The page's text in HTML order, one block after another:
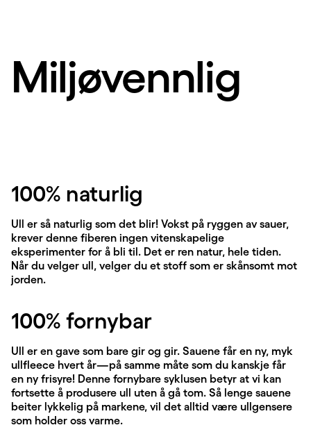
Miljøvennlig
100% naturlig
Ull er så naturlig som det blir! Vokst på ryggen av sauer,
krever denne fiberen ingen vitenskapelige
eksperimenter for å bli til. Det er ren natur, hele tiden.
Når du velger ull, velger du et stoff som er skånsomt mot
jorden.
100% fornybar
Ull er en gave som bare gir og gir. Sauene får en ny, myk
ullfleece hvert år—på samme måte som du kanskje får
en ny frisyre! Denne fornybare syklusen betyr at vi kan
fortsette å produsere ull uten å gå tom. Så lenge sauene
beiter lykkelig på markene, vil det alltid være ullgensere
som holder oss varme.